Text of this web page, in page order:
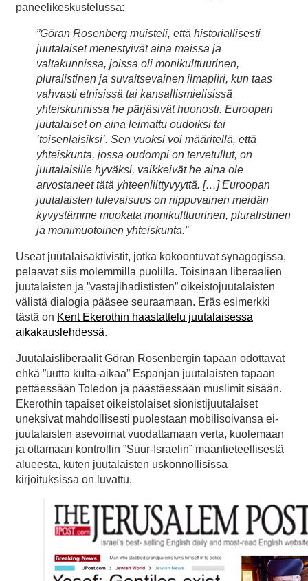
paneelikeskustelussa:
”Göran Rosenberg muisteli, että historiallisesti
juutalaiset menestyivät aina maissa ja
valtakunnissa, joissa oli monikulttuurinen,
pluralistinen ja suvaitsevainen ilmapiiri, kun taas
vahvasti etnisissä tai kansallismielisissä
yhteiskunnissa he pärjäsivät huonosti. Euroopan
juutalaiset on aina leimattu oudoiksi tai
’toisenlaisiksi’. Sen vuoksi voi määritellä, että
yhteiskunta, jossa oudompi on tervetullut, on
juutalaisille hyväksi, vaikkeivät he aina ole
arvostaneet tätä yhteenliittyvyyttä. […] Euroopan
juutalaisten tulevaisuus on riippuvainen meidän
kyvystämme muokata monikulttuurinen, pluralistinen
ja monimuotoinen yhteiskunta.”
Useat juutalaisaktivistit, jotka kokoontuvat synagogissa,
pelaavat siis molemmilla puolilla. Toisinaan liberaalien
juutalaisten ja ”vastajihadististen” oikeistojuutalaisten
välistä dialogia pääsee seuraamaan. Eräs esimerkki
tästä on Kent Ekerothin haastattelu juutalaisessa
aikakauslehdessä.
Juutalaisliberaalit Göran Rosenbergin tapaan odottavat
ehkä ”uutta kulta-aikaa” Espanjan juutalaisten tapaan
pettäessään Toledon ja päästäessään muslimit sisään.
Ekerothin tapaiset oikeistolaiset sionistijuutalaiset
uneksivat mahdollisesti puolestaan mobilisoivansa ei-
juutalaisten asevoimat vuodattamaan verta, kuolemaan
ja ottamaan kontrollin ”Suur-Israelin” maantieteellisestä
alueesta, kuten juutalaisten uskonnollisissa
kirjoituksissa on luvattu.